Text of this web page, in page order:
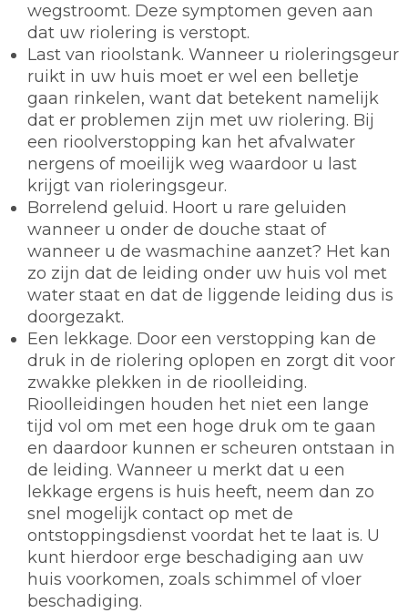
wegstroomt. Deze symptomen geven aan
dat uw riolering is verstopt.
Last van rioolstank. Wanneer u rioleringsgeur
ruikt in uw huis moet er wel een belletje
gaan rinkelen, want dat betekent namelijk
dat er problemen zijn met uw riolering. Bij
een rioolverstopping kan het afvalwater
nergens of moeilijk weg waardoor u last
krijgt van rioleringsgeur.
Borrelend geluid. Hoort u rare geluiden
wanneer u onder de douche staat of
wanneer u de wasmachine aanzet? Het kan
zo zijn dat de leiding onder uw huis vol met
water staat en dat de liggende leiding dus is
doorgezakt.
Een lekkage. Door een verstopping kan de
druk in de riolering oplopen en zorgt dit voor
zwakke plekken in de rioolleiding.
Rioolleidingen houden het niet een lange
tijd vol om met een hoge druk om te gaan
en daardoor kunnen er scheuren ontstaan in
de leiding. Wanneer u merkt dat u een
lekkage ergens is huis heeft, neem dan zo
snel mogelijk contact op met de
ontstoppingsdienst voordat het te laat is. U
kunt hierdoor erge beschadiging aan uw
huis voorkomen, zoals schimmel of vloer
beschadiging.